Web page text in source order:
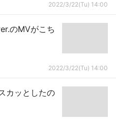
2022/3/22(Tu) 14:00
のMVがこち
2022/3/22(Tu) 14:00
カッとしたの